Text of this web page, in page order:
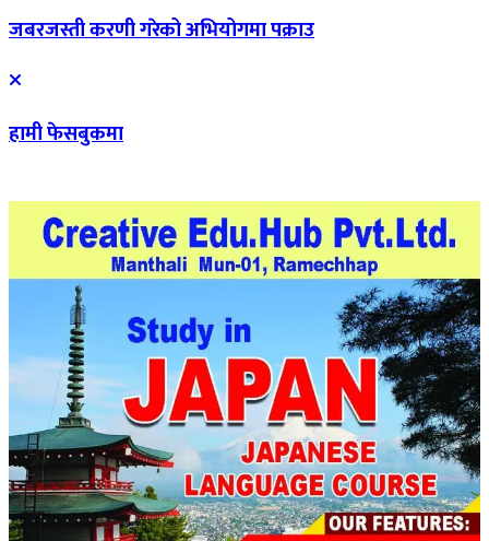
जबरजस्ती करणी गरेको अभियोगमा पक्राउ
हामी फेसबुकमा